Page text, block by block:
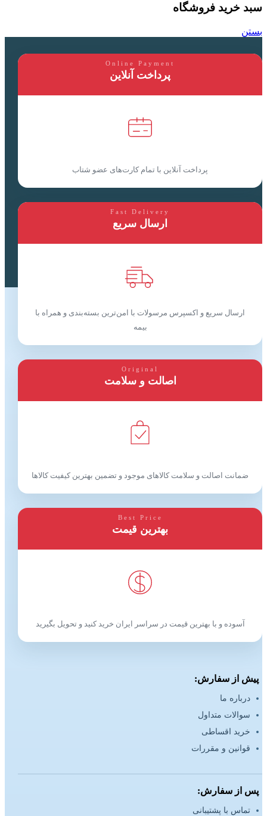
سبد خرید فروشگاه
بستن
Online Payment
پرداخت آنلاین
پرداخت آنلاین با تمام کارت‌های عضو شتاب
Fast Delivery
ارسال سریع
ارسال سریع و اکسپرس مرسولات با امن‌ترین بسته‌بندی و همراه با
بیمه
Original
اصالت و سلامت
ضمانت اصالت و سلامت کالاهای موجود و تضمین بهترین کیفیت کالاها
Best Price
بهترین قیمت
آسوده و با بهترین قیمت در سراسر ایران خرید کنید و تحویل بگیرید
پیش از سفارش:
درباره ما
سوالات متداول
خرید اقساطی
قوانین و مقررات
پس از سفارش:
تماس با پشتیبانی